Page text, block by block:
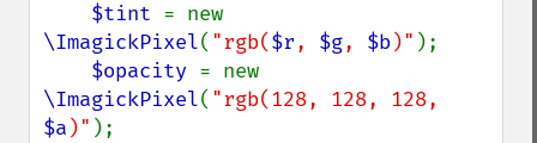
$tint
\ImagickPixel( "rgb($r, $g, $b)" );
$opacity
\ImagickPixel(
$a )" );
getSizeOffset
getVersion
haldClutImage
hasNextImage
hasPreviousImage